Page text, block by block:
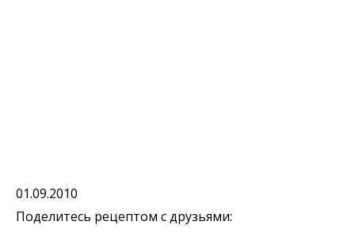
01.09.2010
Поделитесь рецептом с друзьями: